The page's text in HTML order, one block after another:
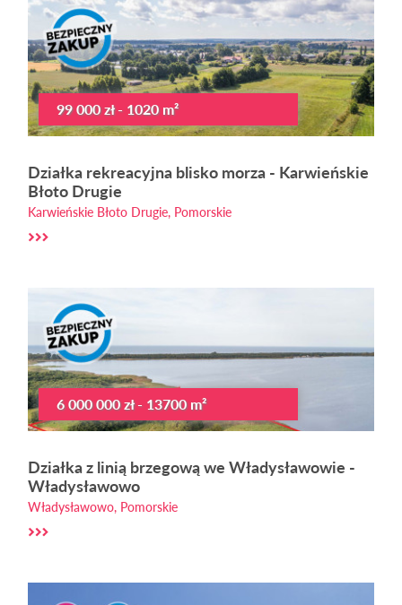
99 000 zł - 1020 m²
Działka rekreacyjna blisko morza - Karwieńskie
Błoto Drugie
Karwieńskie Błoto Drugie, Pomorskie
6 000 000 zł - 13700 m²
Działka z linią brzegową we Władysławowie -
Władysławowo
Władysławowo, Pomorskie